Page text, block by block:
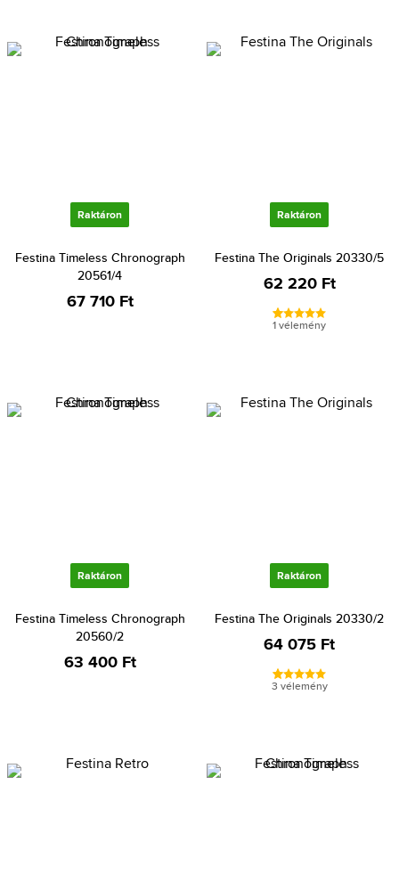
Raktáron
Festina Timeless Chronograph
20561/4
67 710 Ft
Raktáron
Festina The Originals 20330/5
62 220 Ft
1 vélemény
Raktáron
Festina Timeless Chronograph
20560/2
63 400 Ft
Raktáron
Festina The Originals 20330/2
64 075 Ft
3 vélemény